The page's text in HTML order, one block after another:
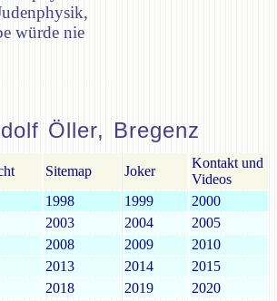
würde nie
Öller, Bregenz
Sitemap Joker
Kontakt und
Videos
1998 1999
2000
2003 2004
2005
2008 2009
2010
2013 2014
2015
2018 2019
2020